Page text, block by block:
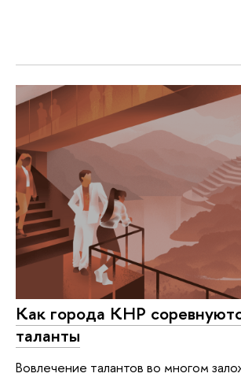
Как города КНР
таланты
Вовлечение талантов во многом